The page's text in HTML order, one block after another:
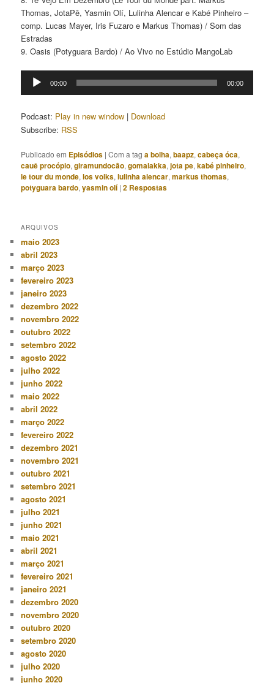
Thomas, JotaPê, Yasmin Olí, Lulinha Alencar e Kabé Pinheiro –
comp. Lucas Mayer, Iris Fuzaro e Markus Thomas) / Som das
Estradas
9. Oasis (Potyguara Bardo) / Ao Vivo no Estúdio MangoLab
Tocador
00:00 00:00
Podcast: Play in new window | Download
Subscribe: RSS
Publicado em Episódios |Com a taga bolha,baapz,cabeça óca,
cauê procópio,giramundocão,gomalakka,jota pe,kabé pinheiro,
le tour du monde,los volks,lulinha alencar,markus thomas,
potyguara bardo,yasmin olí |2 Respostas
ARQUIVOS
maio 2023
abril 2023
março 2023
fevereiro 2023
janeiro 2023
dezembro 2022
novembro 2022
outubro 2022
setembro 2022
agosto 2022
julho 2022
junho 2022
maio 2022
abril 2022
março 2022
fevereiro 2022
dezembro 2021
novembro 2021
outubro 2021
setembro 2021
agosto 2021
julho 2021
junho 2021
maio 2021
abril 2021
março 2021
fevereiro 2021
janeiro 2021
dezembro 2020
novembro 2020
outubro 2020
setembro 2020
agosto 2020
julho 2020
junho 2020